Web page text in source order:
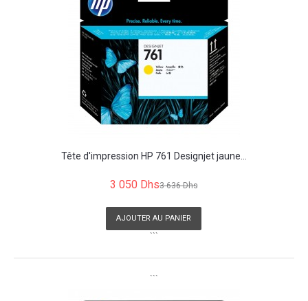
Tête d'impression HP 761 Designjet jaune...
3 050 Dhs3 636 Dhs
AJOUTER AU PANIER
```
```